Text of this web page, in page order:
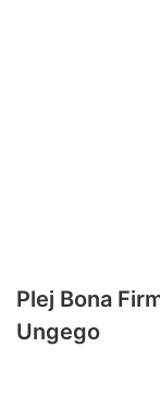
Plej Bona
Ungego